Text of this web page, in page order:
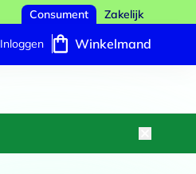
Consument Zakelijk
Inloggen Winkelmand